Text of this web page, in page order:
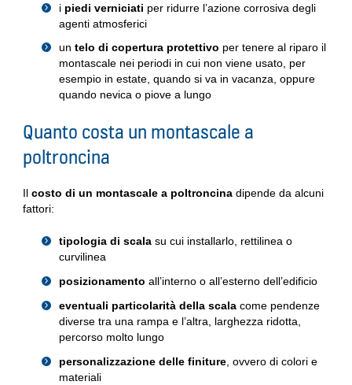
i piedi verniciati per ridurre l’azione corrosiva degli
agenti atmosferici
un telo di copertura protettivo per tenere al riparo il
montascale nei periodi in cui non viene usato, per
esempio in estate, quando si va in vacanza, oppure
quando nevica o piove a lungo
Quanto costa un montascale a
poltroncina
Il costo di un montascale a poltroncinadipende da alcuni
fattori:
tipologia di scalasu cui installarlo, rettilinea o
curvilinea
posizionamento all’interno o all’esterno dell’edificio
eventuali particolarità della scalacome pendenze
diverse tra una rampa e l’altra, larghezza ridotta,
percorso molto lungo
personalizzazione delle finiture, ovvero di colori e
materiali